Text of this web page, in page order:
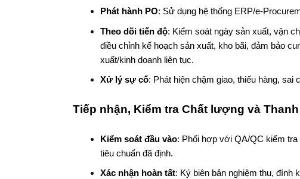
Phát hành PO: Sử dụng hệ thống ERP/e-
Theo dõi tiến độ: Kiểm soát ngày sản xuất, vận
điều chỉnh kế hoạch sản xuất, kho bãi, đảm bảo
xuất/kinh doanh liên tục.
Xử lý sự cố: Phát hiện chậm giao, thiếu hàng, sai
Tiếp nhận, Kiểm tra Chất lượng và
Kiểm soát đầu vào: Phối hợp với QA/QC kiểm
tiêu chuẩn đã định.
Xác nhận hoàn tất: Ký biên bản nghiệm thu, đính